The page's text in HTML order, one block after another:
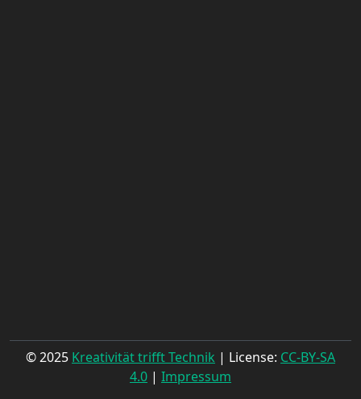
© 2025 Kreativität trifft Technik | License: CC-BY-SA
4.0 | Impressum